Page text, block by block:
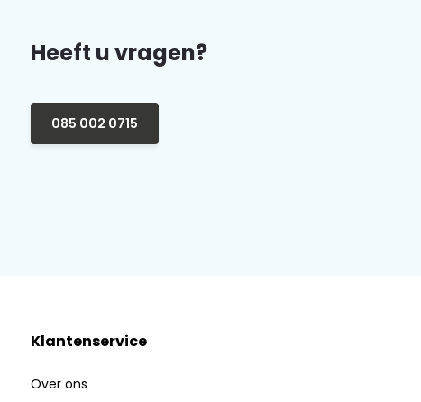
Heeft u vragen?
085 002 0715
Klantenservice
Over ons